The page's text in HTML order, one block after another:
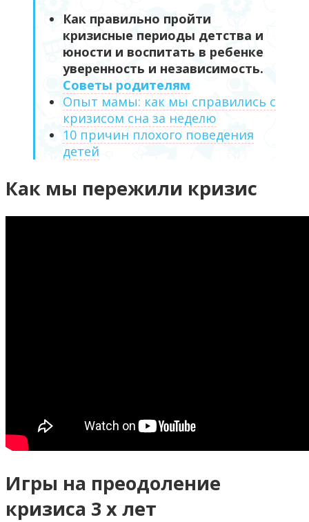
Как правильно пройти
кризисные периоды детства и
юности и воспитать в ребенке
уверенность и независимость.
Советы родителям
Опыт мамы: как мы справились с
кризисом сна за неделю
10 причин плохого поведения
детей
Как мы пережили кризис
Игры на преодоление
кризиса 3 х лет